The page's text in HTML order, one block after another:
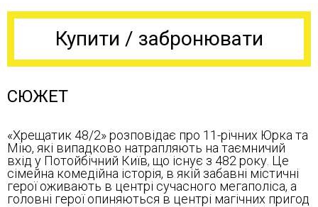
Купити / забронювати
СЮЖЕТ
«Хрещатик 48/2» розповідає про 11-річних Юрка та
Мію, які випадково натрапляють на таємничий
вхід у Потойбічний Київ, що існує з 482 року. Це
сімейна комедійна історія, в якій забавні містичні
герої оживають в центрі сучасного мегаполіса, а
головні герої опиняються в центрі магічних пригод